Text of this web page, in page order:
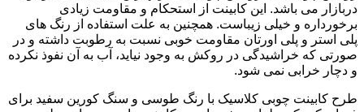
دربازار می باشد. این کابینت از استحکام و مقاومت زیادی
برخورداره و خیلی زیباست. همچنین به علت استفاده از رنگ های
پلی استر و پلی اورتان مقاومت خوبی نسبت به رطوبت داشته و در
صورتی که خراشیدگی در روکش به وجود نیاید، آب به آن نفوذ نکرده
و دچار خرابی نمی شود.
طرح کابینت چوبی کلاسیک با رنگ طوسی و سنگ کورین سفید برای